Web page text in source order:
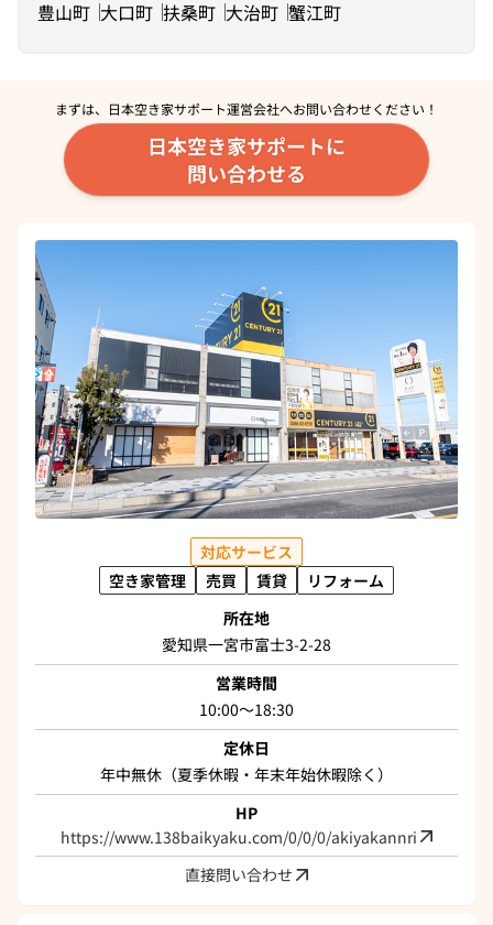
豊山町 大口町 扶桑町 大治町 蟹江町
まずは、日本空き家サポート運営会社へお問い合わせください！
日本空き家サポートに
問い合わせる
対応サービス
空き家管理
売買 賃貸
リフォーム
所在地
愛知県一宮市富士3-2-28
営業時間
10:00～18:30
定休日
年中無休（夏季休暇・年末年始休暇除く）
HP
https://www.138baikyaku.com/0/0/0/akiyakannri
直接問い合わせ